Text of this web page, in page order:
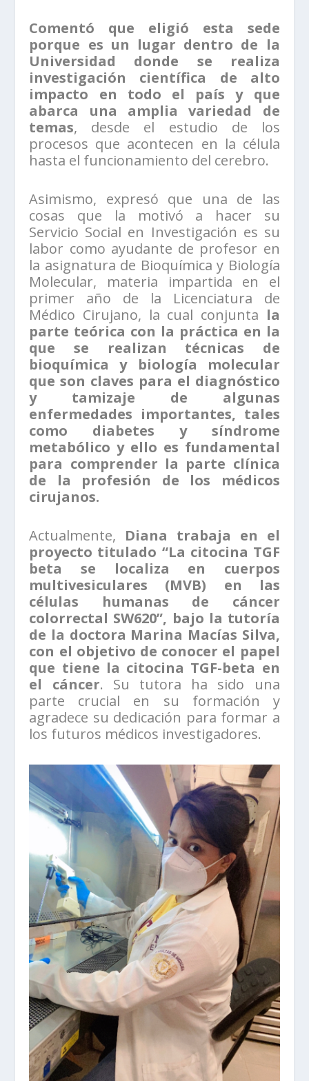
Comentó que eligió esta sede
porque es un lugar dentro de la
Universidad donde se realiza
investigación científica de alto
impacto en todo el país y que
abarca una amplia variedad de
temas, desde el estudio de los
procesos que acontecen en la célula
hasta el funcionamiento del cerebro.
Asimismo, expresó que una de las
cosas que la motivó a hacer su
Servicio Social en Investigación es su
labor como ayudante de profesor en
la asignatura de Bioquímica y Biología
Molecular, materia impartida en el
primer año de la Licenciatura de
Médico Cirujano, la cual conjunta la
parte teórica con la práctica en la
que se realizan técnicas de
bioquímica y biología molecular
que son claves para el diagnóstico
y tamizaje de algunas
enfermedades importantes, tales
como diabetes y síndrome
metabólico y ello es fundamental
para comprender la parte clínica
de la profesión de los médicos
cirujanos.
Actualmente, Diana trabaja en el
proyecto titulado “La citocina TGF
beta se localiza en cuerpos
multivesiculares (MVB) en las
células humanas de cáncer
colorrectal SW620”, bajo la tutoría
de la doctora Marina Macías Silva,
con el objetivo de conocer el papel
que tiene la citocina TGF-beta en
el cáncer. Su tutora ha sido una
parte crucial en su formación y
agradece su dedicación para formar a
los futuros médicos investigadores.